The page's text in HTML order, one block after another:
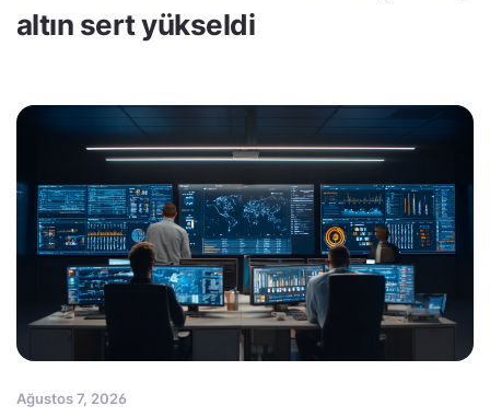
altın sert yükseldi
Ağustos 7, 2026